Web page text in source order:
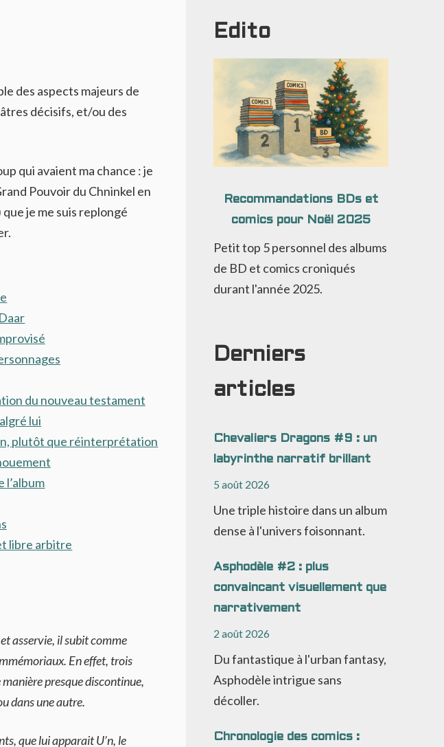
des aspects majeurs de
décisifs, et/ou des
qui avaient ma chance : je
Pouvoir du Chninkel en
je me suis replongé
du nouveau testament
lui
plutôt que réinterprétation
l’album
libre arbitre
asservie, il subit comme
En effet, trois
presque discontinue,
dans une autre.
que lui apparait U’n, le
Edito
Recommandations BDs et
comics pour Noël 2025
Petit top 5 personnel des albums
de BD et comics croniqués
durant l'année 2025.
Derniers
articles
Chevaliers Dragons #9 : un
labyrinthe narratif brillant
5 août 2026
Une triple histoire dans un album
dense à l'univers foisonnant.
Asphodèle #2 : plus
convaincant visuellement que
narrativement
2 août 2026
Du fantastique à l'urban fantasy,
Asphodèle intrigue sans
décoller.
Chronologie des comics :